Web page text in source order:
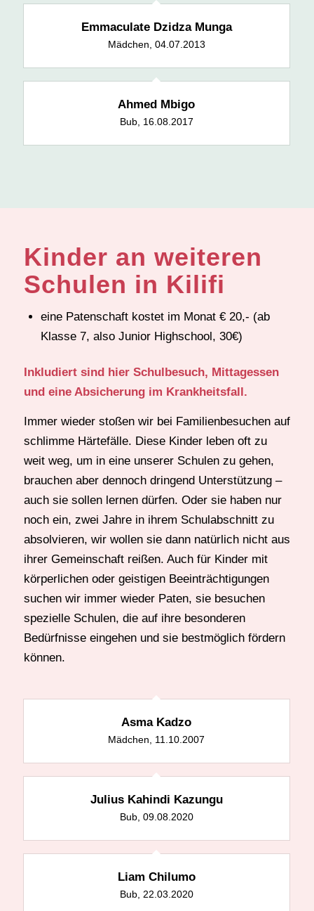
Emmaculate Dzidza Munga
Mädchen, 04.07.2013
Ahmed Mbigo
Bub, 16.08.2017
Kinder an weiteren
Schulen in Kilifi
eine Patenschaft kostet im Monat € 20,- (ab
Klasse 7, also Junior Highschool, 30€)
Inkludiert sind hier Schulbesuch, Mittagessen
und eine Absicherung im Krankheitsfall.
Immer wieder stoßen wir bei Familienbesuchen auf
schlimme Härtefälle. Diese Kinder leben oft zu
weit weg, um in eine unserer Schulen zu gehen,
brauchen aber dennoch dringend Unterstützung –
auch sie sollen lernen dürfen. Oder sie haben nur
noch ein, zwei Jahre in ihrem Schulabschnitt zu
absolvieren, wir wollen sie dann natürlich nicht aus
ihrer Gemeinschaft reißen. Auch für Kinder mit
körperlichen oder geistigen Beeinträchtigungen
suchen wir immer wieder Paten, sie besuchen
spezielle Schulen, die auf ihre besonderen
Bedürfnisse eingehen und sie bestmöglich fördern
können.
Asma Kadzo
Mädchen, 11.10.2007
Julius Kahindi Kazungu
Bub, 09.08.2020
Liam Chilumo
Bub, 22.03.2020